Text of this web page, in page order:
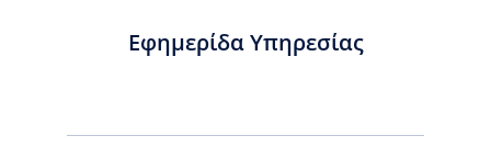
Εφημερίδα Υπηρεσίας